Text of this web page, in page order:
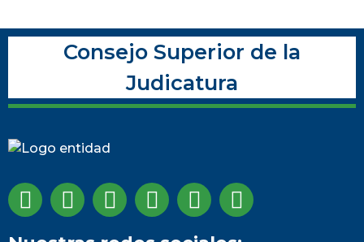
Consejo Superior de la
Judicatura